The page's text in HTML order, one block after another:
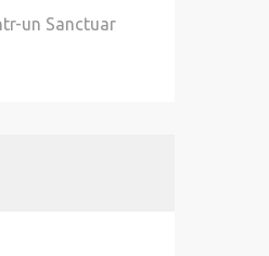
un Sanctuar